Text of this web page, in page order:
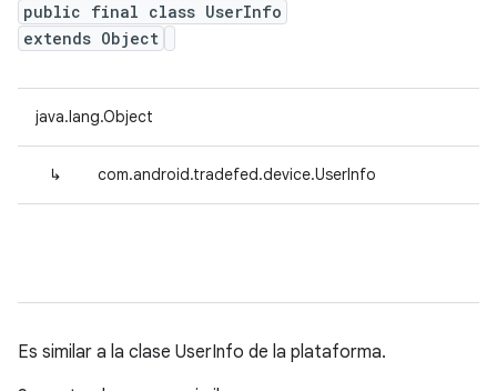
public final class UserInfo
extends Object
java.lang.Object
↳ com.android.tradefed.device.UserInfo
Es similar a la clase UserInfo de la plataforma.